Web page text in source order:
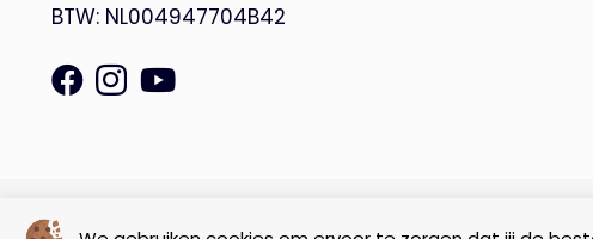
BTW: NL004947704B42
© Copyright 2026 – De Vespa Garage |